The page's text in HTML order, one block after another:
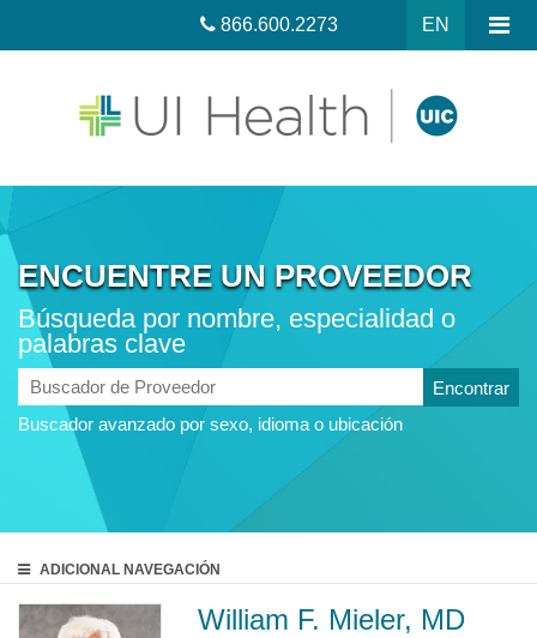
EN
866.600.2273
ENCUENTRE UN PROVEEDOR
Búsqueda por nombre, especialidad o
palabras clave
Buscador
de
Proveedor
Buscador avanzado por sexo, idioma o ubicación
ADICIONAL NAVEGACIÓN
William F. Mieler, MD